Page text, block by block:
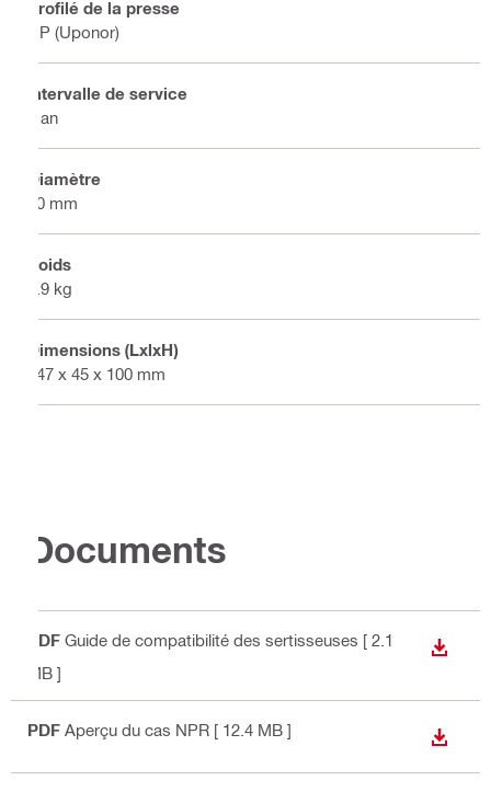
Profilé de la presse
UP (Uponor)
Intervalle de service
1 an
Diamètre
20 mm
Poids
1.9 kg
Dimensions (LxlxH)
147 x 45 x 100 mm
Documents
PDF Guide de compatibilité des sertisseuses [ 2.1
MB ]
PDF Aperçu du cas NPR [ 12.4 MB ]